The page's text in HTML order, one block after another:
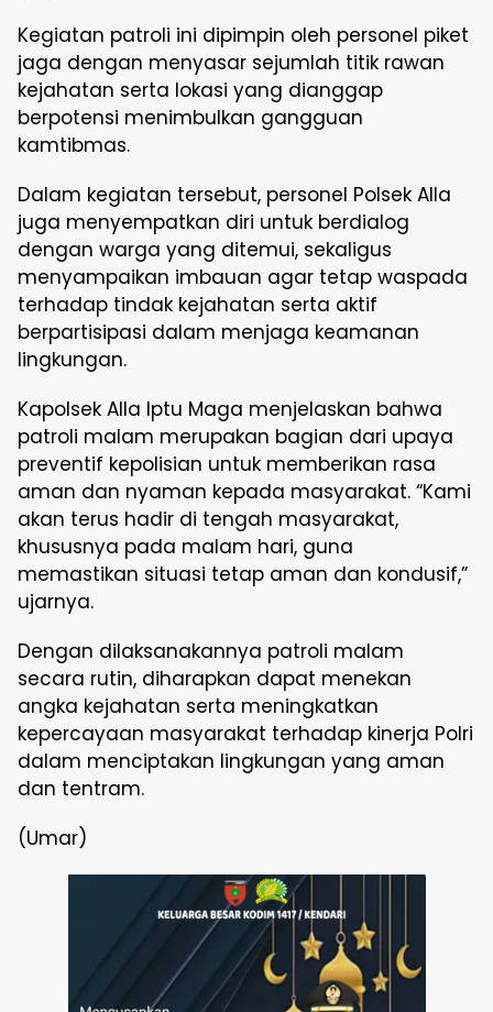
Kegiatan patroli ini dipimpin oleh personel piket
jaga dengan menyasar sejumlah titik rawan
kejahatan serta lokasi yang dianggap
berpotensi menimbulkan gangguan
kamtibmas.
Dalam kegiatan tersebut, personel Polsek Alla
juga menyempatkan diri untuk berdialog
dengan warga yang ditemui, sekaligus
menyampaikan imbauan agar tetap waspada
terhadap tindak kejahatan serta aktif
berpartisipasi dalam menjaga keamanan
lingkungan.
Kapolsek Alla Iptu Maga menjelaskan bahwa
patroli malam merupakan bagian dari upaya
preventif kepolisian untuk memberikan rasa
aman dan nyaman kepada masyarakat. “Kami
akan terus hadir di tengah masyarakat,
khususnya pada malam hari, guna
memastikan situasi tetap aman dan kondusif,”
ujarnya.
Dengan dilaksanakannya patroli malam
secara rutin, diharapkan dapat menekan
angka kejahatan serta meningkatkan
kepercayaan masyarakat terhadap kinerja Polri
dalam menciptakan lingkungan yang aman
dan tentram.
(Umar)